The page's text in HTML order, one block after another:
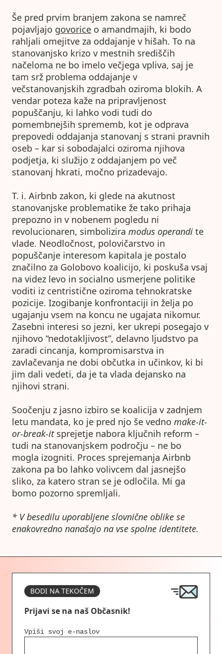
Še pred prvim branjem zakona se namreč
pojavljajo govorice o amandmajih, ki bodo
rahljali omejitve za oddajanje v hišah. To na
stanovanjsko krizo v mestnih središčih
načeloma ne bo imelo večjega vpliva, saj je
tam srž problema oddajanje v
večstanovanjskih zgradbah oziroma blokih. A
vendar poteza kaže na pripravljenost
popuščanju, ki lahko vodi tudi do
pomembnejših sprememb, kot je odprava
prepovedi oddajanja stanovanj s strani pravnih
oseb – kar si sobodajalci oziroma njihova
podjetja, ki služijo z oddajanjem po več
stanovanj hkrati, močno prizadevajo.
T. i. Airbnb zakon, ki glede na akutnost
stanovanjske problematike že tako prihaja
prepozno in v nobenem pogledu ni
revolucionaren, simbolizira modus operandi te
vlade. Neodločnost, polovičarstvo in
popuščanje interesom kapitala je postalo
značilno za Golobovo koalicijo, ki poskuša vsaj
na videz levo in socialno usmerjene politike
voditi iz centristične oziroma tehnokratske
pozicije. Izogibanje konfrontaciji in želja po
ugajanju vsem na koncu ne ugajata nikomur.
Zasebni interesi so jezni, ker ukrepi posegajo v
njihovo “nedotakljivost”, delavno ljudstvo pa
zaradi cincanja, kompromisarstva in
zavlačevanja ne dobi občutka in učinkov, ki bi
jim dali vedeti, da je ta vlada dejansko na
njihovi strani.
Soočenju z jasno izbiro se koalicija v zadnjem
letu mandata, ko je pred njo še vedno make-it-
or-break-itsprejetje nabora ključnih reform –
tudi na stanovanjskem področju – ne bo
mogla izogniti. Proces sprejemanja Airbnb
zakona pa bo lahko volivcem dal jasnejšo
sliko, za katero stran se je odločila. Mi ga
bomo pozorno spremljali.
* V besedilu uporabljene slovnične oblike se
enakovredno nanašajo na vse spolne identitete.
BODI NA TEKOČEM
Prijavi se na naš Občasnik!
Vpiši svoj e-naslov